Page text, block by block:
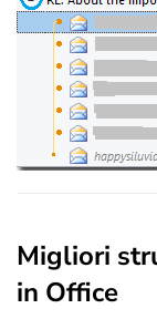
Migliori
in Office